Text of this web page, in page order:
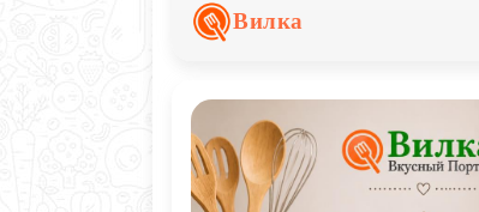
сладкого ужина.
Вилка